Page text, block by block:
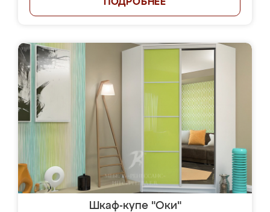
ПОДРОБНЕЕ
Шкаф-купе "Оки"